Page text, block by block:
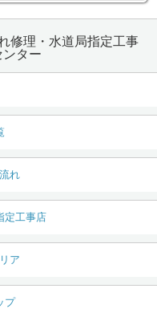
修理・水道局指定工事
ンター
れ
定工事店
ア
プ